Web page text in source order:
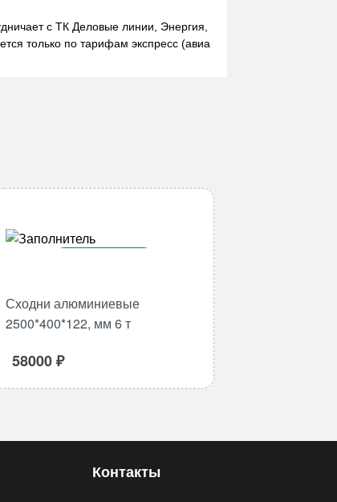
с ТК Деловые линии, Энергия,
только по тарифам экспресс (авиа
товара
Сходни
мм
Сходни алюминиевые
2500*400*122, мм 6 т
58000₽
Контакты